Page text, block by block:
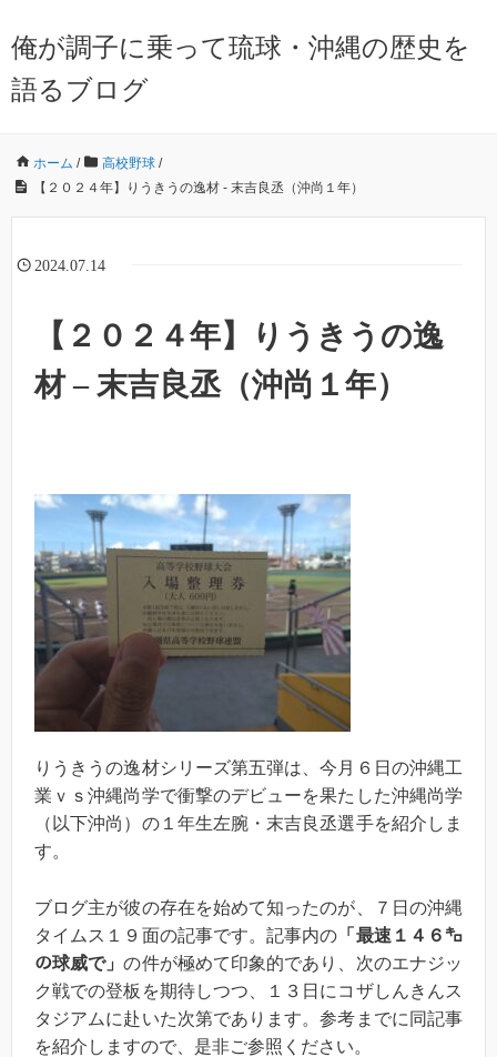
俺が調子に乗って琉球・沖縄の歴史を
語るブログ
ホーム / 高校野球 /
【２０２４年】りうきうの逸材 - 末吉良丞（沖尚１年）
2024.07.14
【２０２４年】りうきうの逸
材 – 末吉良丞（沖尚１年）
りうきうの逸材シリーズ第五弾は、今月６日の沖縄工
業ｖｓ沖縄尚学で衝撃のデビューを果たした沖縄尚学
（以下沖尚）の１年生左腕・末吉良丞選手を紹介しま
す。
ブログ主が彼の存在を始めて知ったのが、７日の沖縄
タイムス１９面の記事です。記事内の 「最速１４６㌔
の球威で」の件が極めて印象的であり、次のエナジッ
ク戦での登板を期待しつつ、１３日にコザしんきんス
タジアムに赴いた次第であります。参考までに同記事
を紹介しますので、是非ご参照ください。